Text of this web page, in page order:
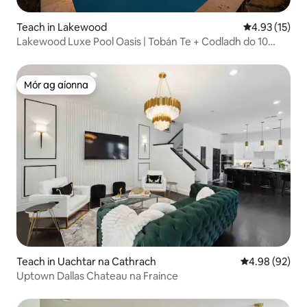
Teach in Lakewood Meánrátáil
4.93 (15)
Lakewood Luxe Pool Oasis | Tobán Te + Codladh do 10
Mór ag aíonna
Mór ag aíonna
Teach in Uachtar na Cathrach Meánrátáil
4.98 (92)
Uptown Dallas Chateau na Fraince